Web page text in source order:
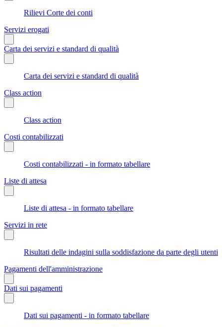
Rilievi Corte dei conti
Servizi erogati
Carta dei servizi e standard di qualità
Carta dei servizi e standard di qualità
Class action
Class action
Costi contabilizzati
Costi contabilizzati - in formato tabellare
Liste di attesa
Liste di attesa - in formato tabellare
Servizi in rete
Risultati delle indagini sulla soddisfazione da parte degli utenti
Pagamenti dell'amministrazione
Dati sui pagamenti
Dati sui pagamenti - in formato tabellare